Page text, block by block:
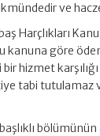
ve
Harçlıkları
kanuna göre
hizmet
tabi tutulamaz
bölümünün